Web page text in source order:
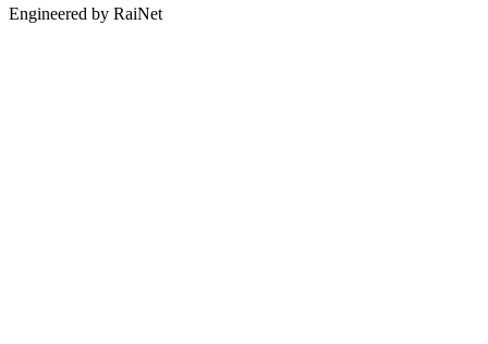
Engineered by RaiNet